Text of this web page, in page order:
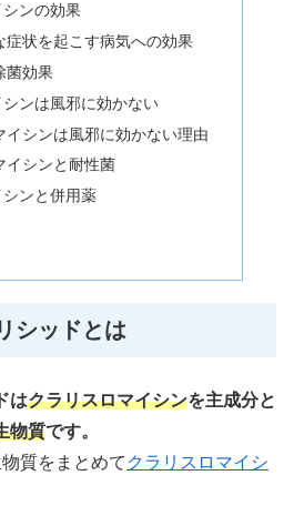
ンの効果
症状を起こす病気への効果
菌効果
ンは風邪に効かない
イシンは風邪に効かない理由
イシンと耐性菌
ンと併用薬
シッドとは
はクラリスロマイシンを主成分と
物質です。
質をまとめて クラリスロマイシ